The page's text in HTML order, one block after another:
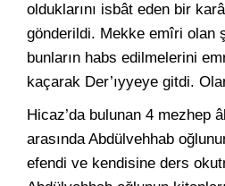
olduklarını isbât eden bir
gönderildi. Mekke emîri olan
bunların habs edilmelerini
kaçarak Der’ıyyeye gitdi.
Hicaz’da bulunan 4 mezhep
arasında Abdülvehhab
efendi ve kendisine ders